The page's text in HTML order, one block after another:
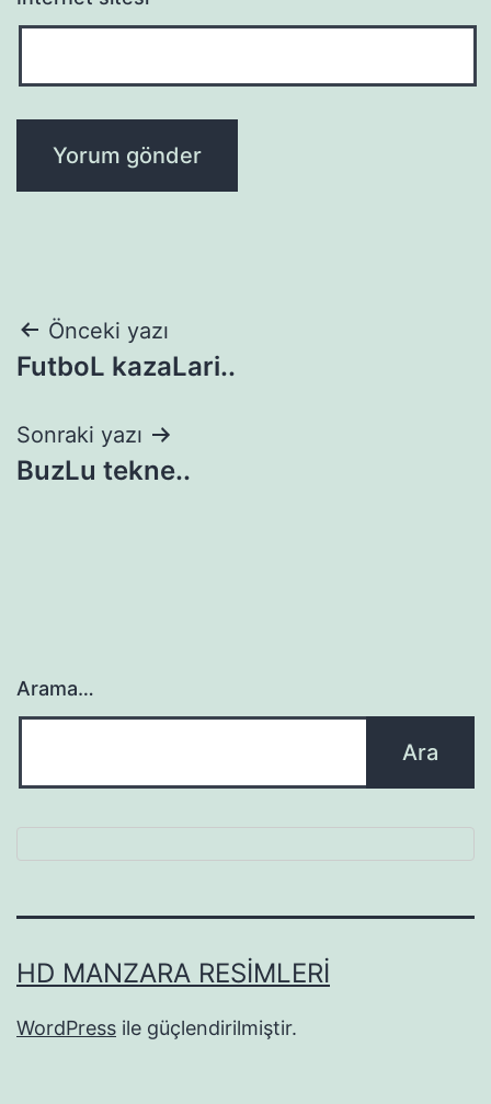
Yazı
gezinmesi
Önceki yazı
FutboL kazaLari..
Sonraki yazı
BuzLu tekne..
Arama…
HD MANZARA RESIMLERI
WordPress ile güçlendirilmiştir.